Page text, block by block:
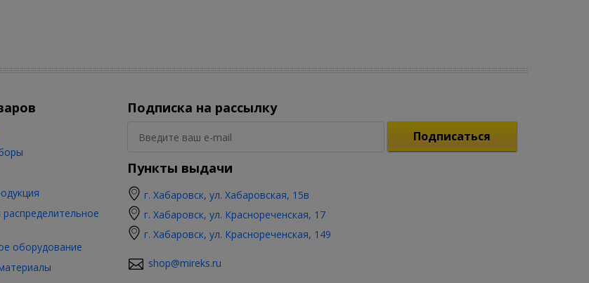
оборудование
Подписка на рассылку
Подписаться
Пункты выдачи
г. Хабаровск, ул. Хабаровская, 15в
г. Хабаровск, ул. Краснореченская, 17
г. Хабаровск, ул. Краснореченская, 149
shop@mireks.ru